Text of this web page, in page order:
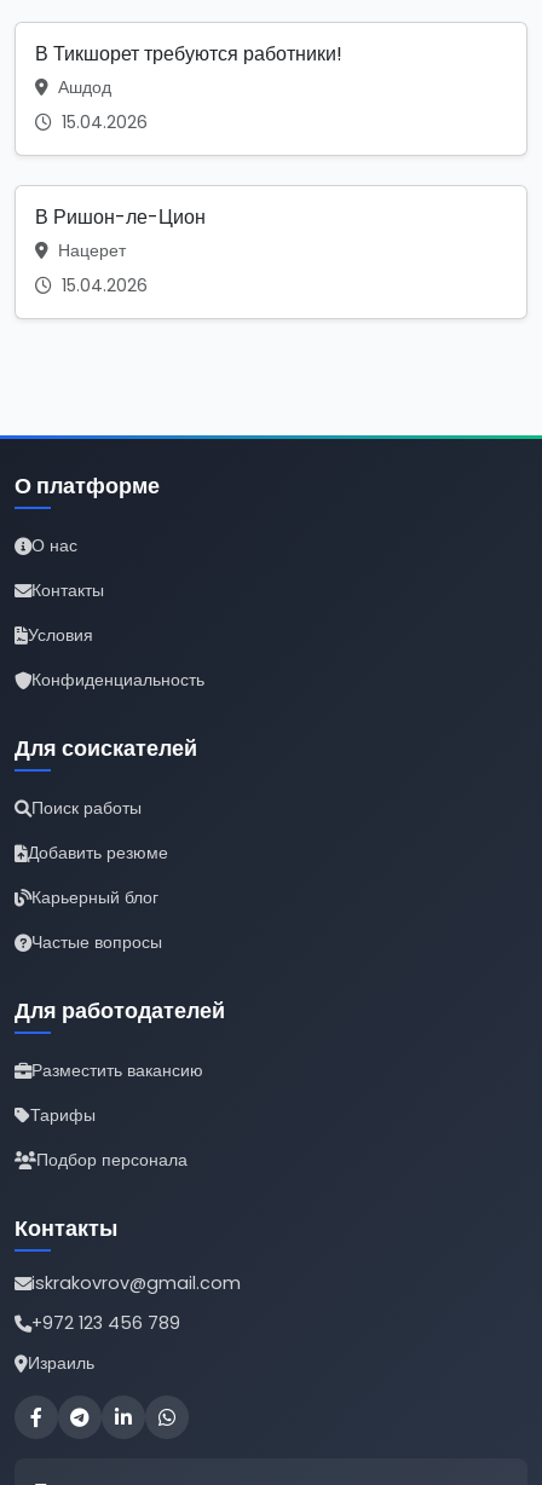
В Тикшорет требуются работники!
Ашдод
15.04.2026
В Ришон-ле-Цион
Нацерет
15.04.2026
О платформе
О нас
Контакты
Условия
Конфиденциальность
Для соискателей
Поиск работы
Добавить резюме
Карьерный блог
Частые вопросы
Для работодателей
Разместить вакансию
Тарифы
Подбор персонала
Контакты
iskrakovrov@gmail.com
+972 123 456 789
Израиль